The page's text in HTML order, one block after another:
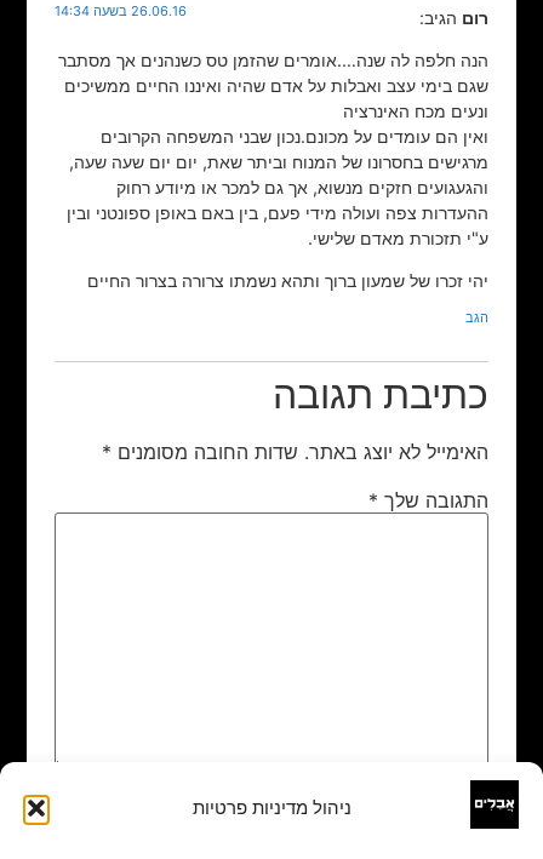
ניהול מדיניות פרטיות
רום הגיב: 26.06.16 בשעה 14:34
הנה חלפה לה שנה….אומרים שהזמן טס כשנהנים אך מסתבר
שגם בימי עצב ואבלות על אדם שהיה ואיננו החיים ממשיכים
ונעים מכח האינרציה
ואין הם עומדים על מכונם.נכון שבני המשפחה הקרובים
מרגישים בחסרונו של המנוח וביתר שאת, יום יום שעה שעה,
והגעגועים חזקים מנשוא, אך גם למכר או מיודע רחוק
ההעדרות צפה ועולה מידי פעם, בין באם באופן ספונטני ובין
ע"י תזכורת מאדם שלישי.
יהי זכרו של שמעון ברוך ותהא נשמתו צרורה בצרור החיים
הגב
כתיבת תגובה
האימייל לא יוצג באתר. שדות החובה מסומנים *
התגובה שלך *
שם